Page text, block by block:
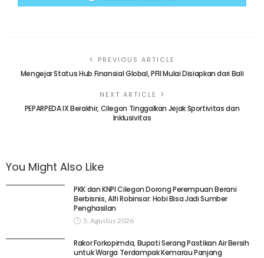
PREVIOUS ARTICLE
Mengejar Status Hub Finansial Global, PFII Mulai Disiapkan dari Bali
NEXT ARTICLE
PEPARPEDA IX Berakhir, Cilegon Tinggalkan Jejak Sportivitas dan
Inklusivitas
You Might Also Like
PKK dan KNPI Cilegon Dorong Perempuan Berani
Berbisnis, Alfi Robinsar: Hobi Bisa Jadi Sumber
Penghasilan
5, Agustus 2026
Rakor Forkopimda, Bupati Serang Pastikan Air Bersih
untuk Warga Terdampak Kemarau Panjang